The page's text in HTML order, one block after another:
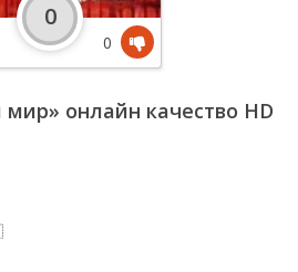
онлайн качество HD
0
0